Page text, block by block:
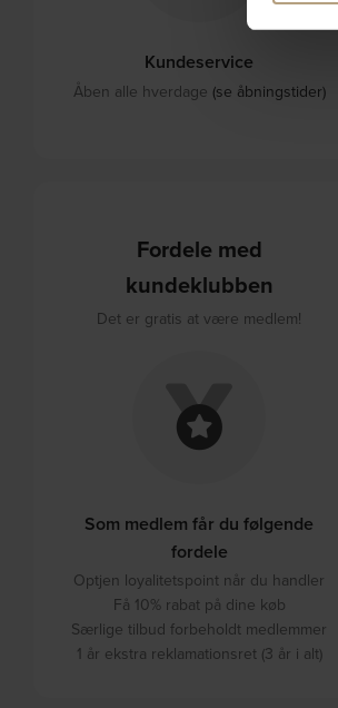
dem,
Kundeservice
Åben alle hverdage (se åbningstider)
Fordele med
kundeklubben
Det er gratis at være medlem!
Som medlem får du følgende
fordele
Optjen loyalitetspoint når du handler
Få 10% rabat på dine køb
Særlige tilbud forbeholdt medlemmer
1 år ekstra reklamationsret (3 år i alt)